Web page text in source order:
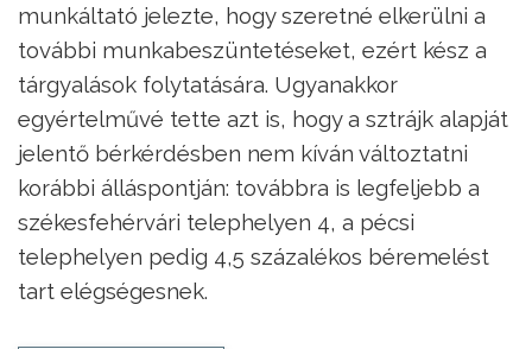
munkáltató jelezte, hogy szeretné elkerülni a
további munkabeszüntetéseket, ezért kész a
tárgyalások folytatására. Ugyanakkor
egyértelművé tette azt is, hogy a sztrájk alapját
jelentő bérkérdésben nem kíván változtatni
korábbi álláspontján: továbbra is legfeljebb a
székesfehérvári telephelyen 4, a pécsi
telephelyen pedig 4,5 százalékos béremelést
tart elégségesnek.